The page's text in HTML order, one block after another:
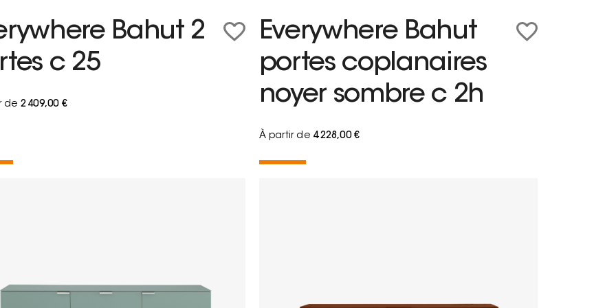
Bahut 2
c 25
de 2 409,00 €
Everywhere Bahut
portes coplanaires
noyer sombre c 2h
À partir de 4 228,00 €